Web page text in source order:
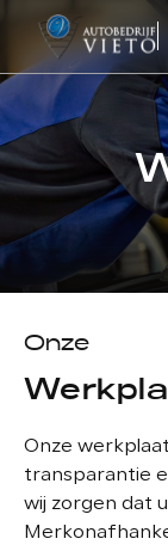
Onze
Onze
transparantie
wij zorgen dat